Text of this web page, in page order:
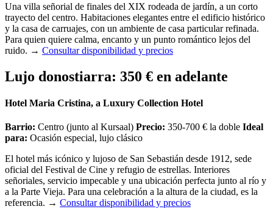
Una villa señorial de finales del XIX rodeada de jardín, a un corto
trayecto del centro. Habitaciones elegantes entre el edificio histórico
y la casa de carruajes, con un ambiente de casa particular refinada.
Para quien quiere calma, encanto y un punto romántico lejos del
ruido. → Consultar disponibilidad y precios
Lujo donostiarra: 350 € en adelante
Hotel Maria Cristina, a Luxury Collection Hotel
Barrio: Centro (junto al Kursaal) Precio: 350-700 € la doble Ideal
para: Ocasión especial, lujo clásico
El hotel más icónico y lujoso de San Sebastián desde 1912, sede
oficial del Festival de Cine y refugio de estrellas. Interiores
señoriales, servicio impecable y una ubicación perfecta junto al río y
a la Parte Vieja. Para una celebración a la altura de la ciudad, es la
referencia. → Consultar disponibilidad y precios